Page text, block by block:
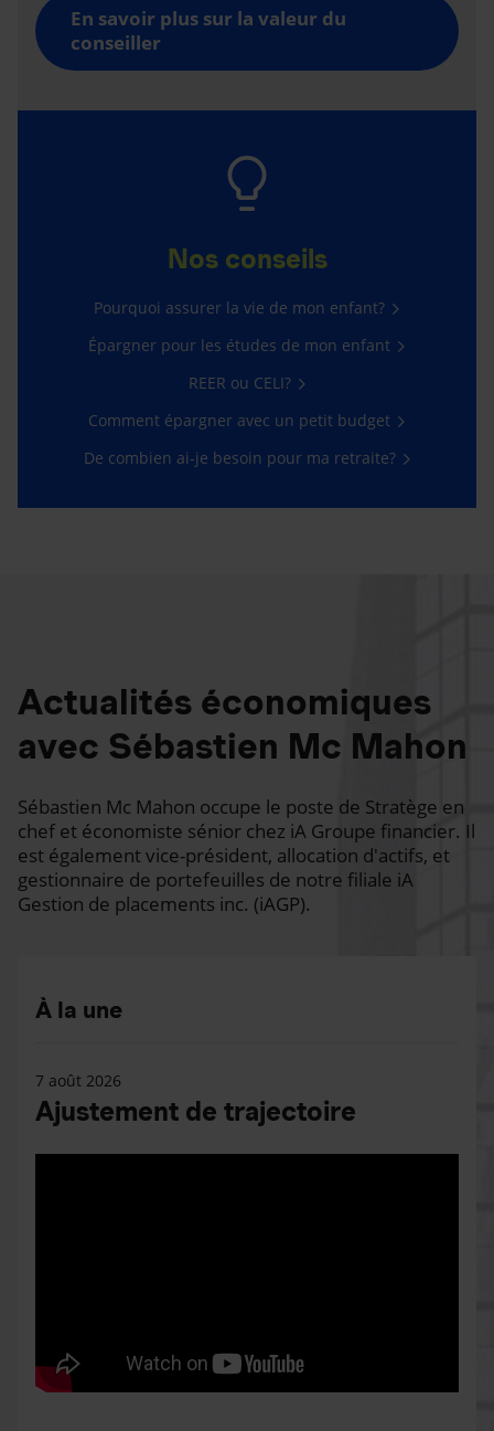
En savoir plus sur la valeur du
conseiller
Nos conseils
Pourquoi assurer la vie de mon enfant?
Épargner pour les études de mon enfant
REER ou CELI?
Comment épargner avec un petit budget
De combien ai-je besoin pour ma retraite?
Actualités économiques
avec Sébastien Mc Mahon
Sébastien Mc Mahon occupe le poste de Stratège en
chef et économiste sénior chez iA Groupe financier. Il
est également vice-président, allocation d'actifs, et
gestionnaire de portefeuilles de notre filiale iA
Gestion de placements inc. (iAGP).
À la une
7 août 2026
Ajustement de trajectoire